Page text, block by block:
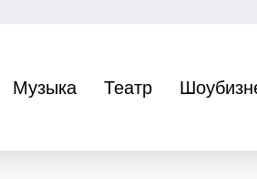
Музыка Театр